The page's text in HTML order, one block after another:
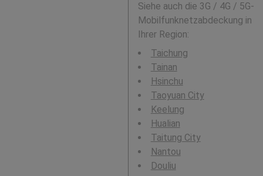
Siehe auch die 3G / 4G / 5G-
Mobilfunknetzabdeckung in
Ihrer Region:
Taichung
Tainan
Hsinchu
Taoyuan City
Keelung
Hualian
Taitung City
Nantou
Douliu